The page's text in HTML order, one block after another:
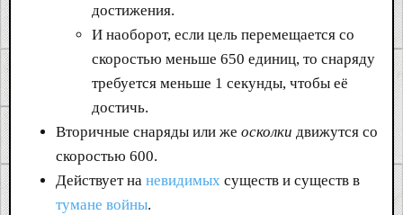
достижения.
И наоборот, если цель перемещается со
скоростью меньше 650 единиц, то снаряду
требуется меньше 1 секунды, чтобы её
достичь.
Вторичные снаряды или же осколки движутся со
скоростью 600.
Действует на невидимых существ и существ в
тумане войны.